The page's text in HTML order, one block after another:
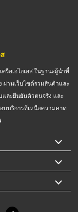
รือเอไอเอส ในฐานะผู้นำที่
านเว็บไซต์รวมสินค้าและ
และยืนยันตัวตนจริง และ
บบริการที่เหนือความคาด